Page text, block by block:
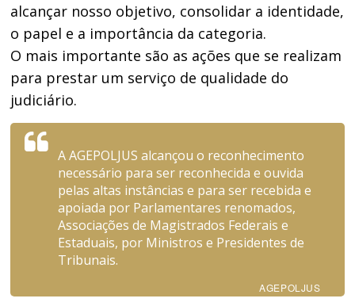
alcançar nosso objetivo, consolidar a identidade,
o papel e a importância da categoria.
O mais importante são as ações que se realizam
para prestar um serviço de qualidade do
judiciário.
A AGEPOLJUS alcançou o reconhecimento
necessário para ser reconhecida e ouvida
pelas altas instâncias e para ser recebida e
apoiada por Parlamentares renomados,
Associações de Magistrados Federais e
Estaduais, por Ministros e Presidentes de
Tribunais.
AGEPOLJUS